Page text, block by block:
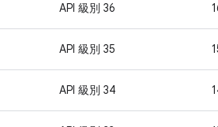
API 級別 36
API 級別 35
API 級別 34